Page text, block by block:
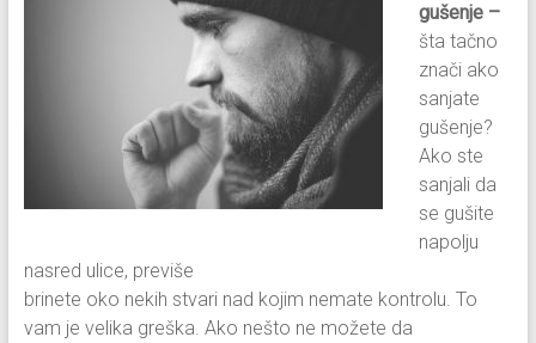
gušenje –
šta tačno
znači ako
sanjate
gušenje?
Ako ste
sanjali da
se gušite
napolju
nasred ulice, previše
brinete oko nekih stvari nad kojim nemate kontrolu. To
vam je velika greška. Ako nešto ne možete da